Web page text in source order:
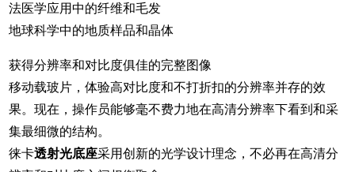
法医学应用中的纤维和毛发
地球科学中的地质样品和晶体
获得分辨率和对比度俱佳的完整图像
移动载玻片，体验高对比度和不打折扣的分辨率并存的效
果。现在，操作员能够毫不费力地在高清分辨率下看到和采
集最细微的结构。
徕卡透射光底座采用创新的光学设计理念，不必再在高清分